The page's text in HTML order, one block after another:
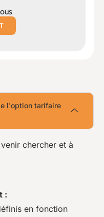
l'option tarifaire
chercher et à
:
en fonction